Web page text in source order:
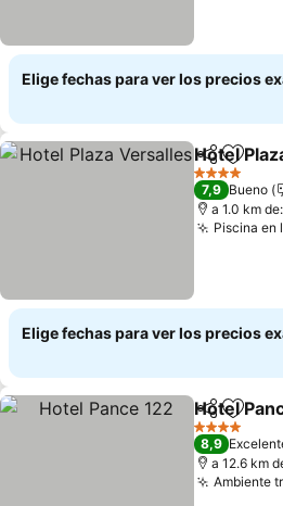
Elige fechas para ver los precios
Compartir
Hotel
4 Estrellas
7,9 Bueno
a 1.0 km
Piscina en
Elige fechas para ver los precios
Compartir
Hotel
4 Estrellas
8,9
a 12.6 km
Ambiente